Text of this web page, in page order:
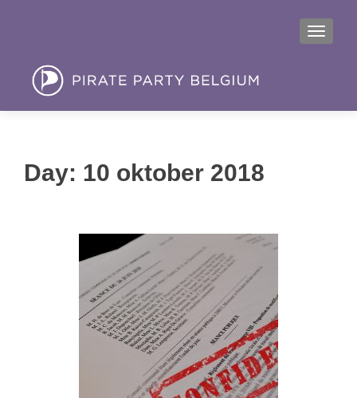
MENU
Day: 10 oktober 2018